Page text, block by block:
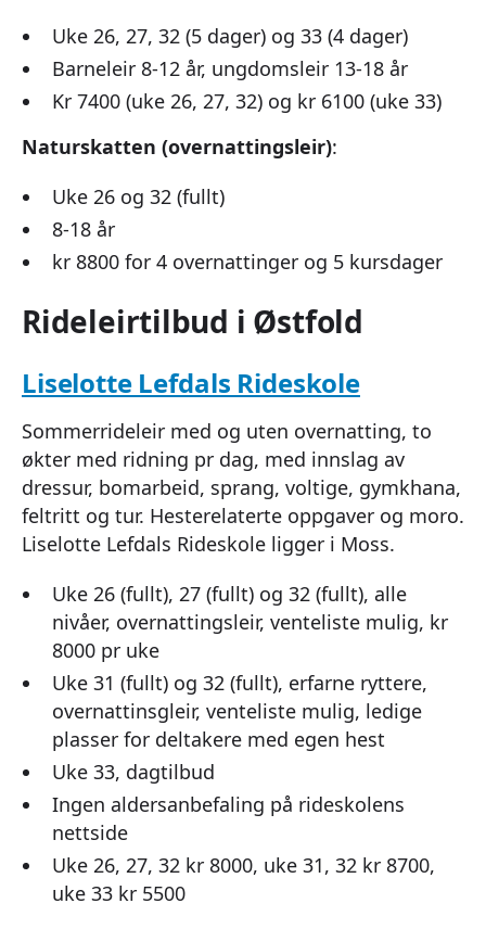
Uke 26, 27, 32 (5 dager) og 33 (4 dager)
Barneleir 8-12 år, ungdomsleir 13-18 år
Kr 7400 (uke 26, 27, 32) og kr 6100 (uke 33)
Naturskatten (overnattingsleir):
Uke 26 og 32 (fullt)
8-18 år
kr 8800 for 4 overnattinger og 5 kursdager
Rideleirtilbud i Østfold
Liselotte Lefdals Rideskole
Sommerrideleir med og uten overnatting, to
økter med ridning pr dag, med innslag av
dressur, bomarbeid, sprang, voltige, gymkhana,
feltritt og tur. Hesterelaterte oppgaver og moro.
Liselotte Lefdals Rideskole ligger i Moss.
Uke 26 (fullt), 27 (fullt) og 32 (fullt), alle
nivåer, overnattingsleir, venteliste mulig, kr
8000 pr uke
Uke 31 (fullt) og 32 (fullt), erfarne ryttere,
overnattinsgleir, venteliste mulig, ledige
plasser for deltakere med egen hest
Uke 33, dagtilbud
Ingen aldersanbefaling på rideskolens
nettside
Uke 26, 27, 32 kr 8000, uke 31, 32 kr 8700,
uke 33 kr 5500